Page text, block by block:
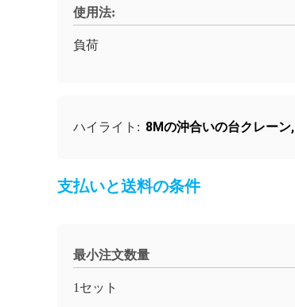
使用法:
負荷
ハイライト: 8Mの沖合いの台クレーン,
支払いと送料の条件
最小注文数量
1セット